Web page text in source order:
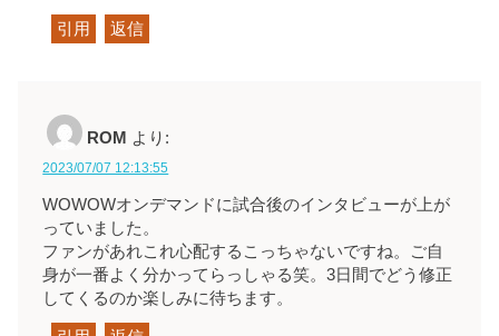
引用 返信
ROM より:
2023/07/07 12:13:55
WOWOWオンデマンドに試合後のインタビューが上が
っていました。
ファンがあれこれ心配するこっちゃないですね。ご自
身が一番よく分かってらっしゃる笑。3日間でどう修正
してくるのか楽しみに待ちます。